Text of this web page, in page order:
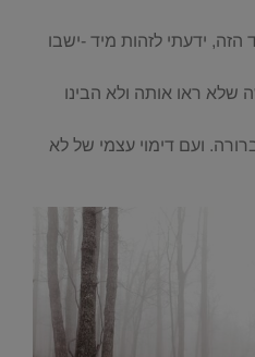
ידעתי לזהות מיד -ישבו
שלא ראו אותה ולא הבינו
ועם דימוי עצמי של לא